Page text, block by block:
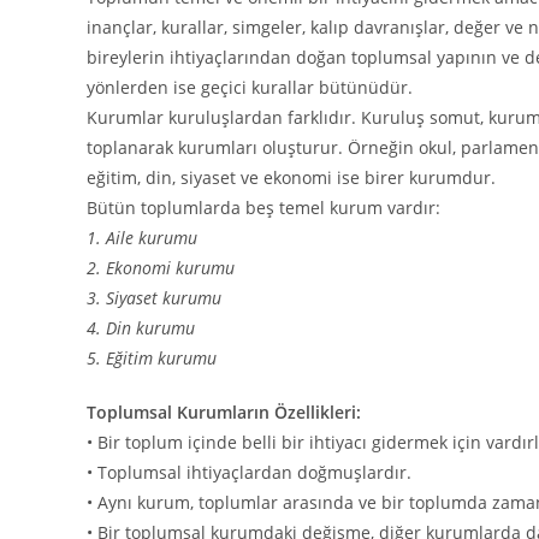
inançlar, kurallar, simgeler, kalıp davranışlar, değer
bireylerin ihtiyaçlarından doğan toplumsal yapının ve
yönlerden ise geçici kurallar bütünüdür.
Kurumlar kuruluşlardan farklıdır. Kuruluş somut,
toplanarak kurumları oluşturur. Örneğin okul,
eğitim, din, siyaset ve ekonomi ise birer kurumdur.
Bütün toplumlarda beş temel kurum vardır:
1. Aile kurumu
2. Ekonomi kurumu
3. Siyaset kurumu
4. Din kurumu
5. Eğitim kurumu
Toplumsal Kurumların Özellikleri:
• Bir toplum içinde belli bir ihtiyacı gidermek için
• Toplumsal ihtiyaçlardan doğmuşlardır.
• Aynı kurum, toplumlar arasında ve bir toplumda
• Bir toplumsal kurumdaki değişme, diğer kurumlarda